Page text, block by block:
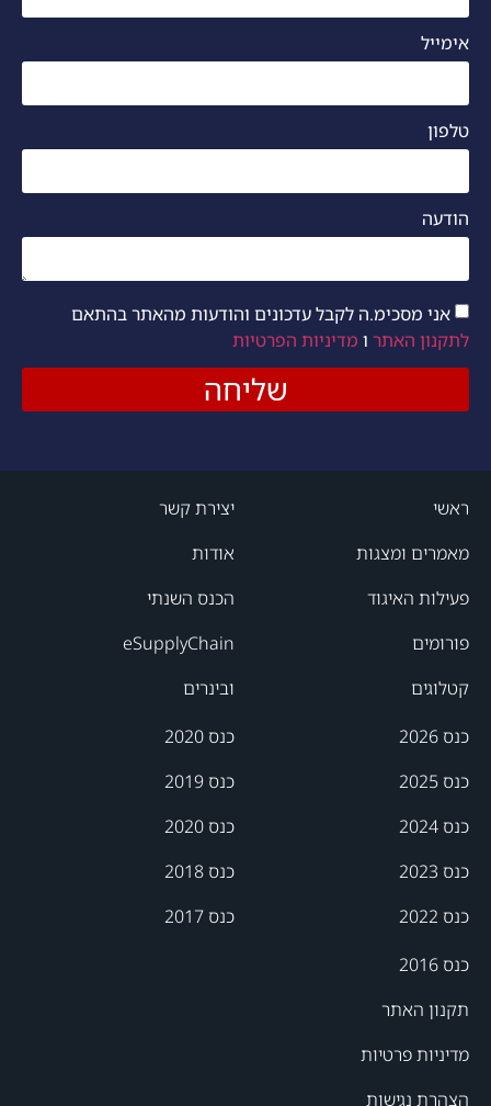
אימייל
טלפון
הודעה
אני מסכימ.ה לקבל עדכונים והודעות מהאתר בהתאם
לתקנון האתר ו מדיניות הפרטיות
שליחה
ראשי
מאמרים ומצגות
פעילות האיגוד
פורומים
קטלוגים
יצירת קשר
אודות
הכנס השנתי
eSupplyChain
ובינרים
כנס 2026
כנס 2025
כנס 2024
כנס 2023
כנס 2022
כנס 2020
כנס 2019
כנס 2020
כנס 2018
כנס 2017
כנס 2016
תקנון האתר
מדיניות פרטיות
הצהרת נגישות